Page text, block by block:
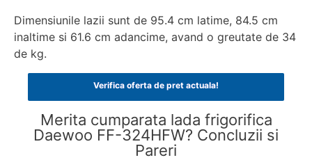
Dimensiunile lazii sunt de 95.4 cm latime, 84.5 cm
inaltime si 61.6 cm adancime, avand o greutate de 34
de kg.
Verifica oferta de pret actuala!
Merita cumparata lada frigorifica
Daewoo FF-324HFW? Concluzii si
Pareri